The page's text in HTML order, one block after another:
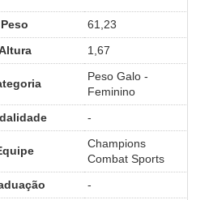
Peso
61,23
1,67
Peso Galo -
Feminino
-
Champions
Combat Sports
-